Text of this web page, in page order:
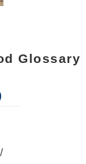
Glossary